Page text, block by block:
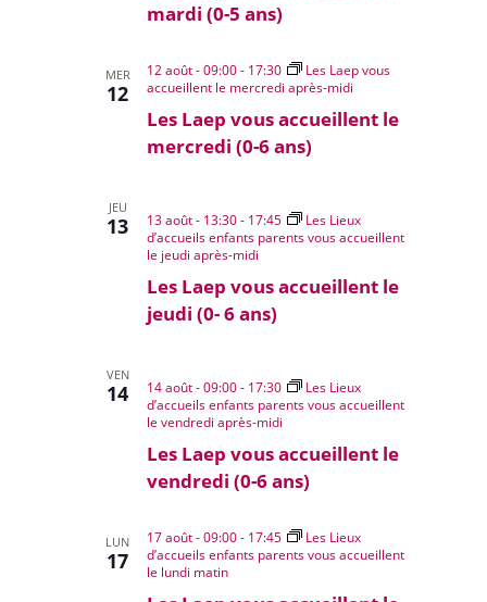
mardi (0-5 ans)
MER
12
Les Laep vous accueillent le
mercredi (0-6 ans)
12 août - 09:00- 17:30
Les Laep vous
accueillent le mercredi après-midi
JEU
13
Les Laep vous accueillent le
jeudi (0- 6 ans)
13 août - 13:30- 17:45
Les Lieux
d’accueils enfants parents vous accueillent
le jeudi après-midi
VEN
14
Les Laep vous accueillent le
vendredi (0-6 ans)
14 août - 09:00- 17:30
Les Lieux
d’accueils enfants parents vous accueillent
le vendredi après-midi
LUN
17
17 août - 09:00- 17:45
Les Lieux
d’accueils enfants parents vous accueillent
le lundi matin